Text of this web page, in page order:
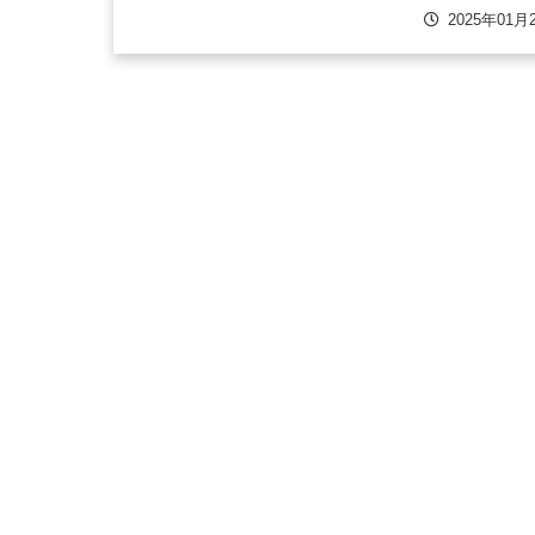
角化戦略 ～競争を勝ち抜く新たな収益モデル～
こんにちは、葬祭業専門コンサルタントの小
す。近年、葬...
2025年01月